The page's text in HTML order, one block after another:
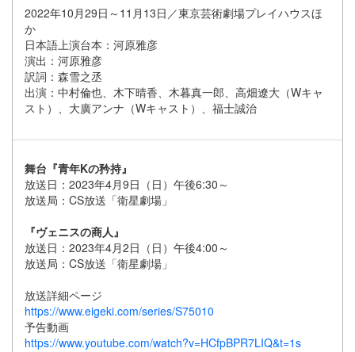
2022年10月29日～11月13日／東京芸術劇場プレイハウスほ
か
日本語上演台本：河原雅彦
演出：河原雅彦
訳詞：森雪之丞
出演：中村倫也、木下晴香、木暮真一郎、高畑遼大（Wキャ
スト）、大廣アンナ（Wキャスト）、福士誠治
舞台『青年Kの矜持』
放送日：2023年4月9日（日）午後6:30～
放送局：CS放送「衛星劇場」
『ヴェニスの商人』
放送日：2023年4月2日（日）午後4:00～
放送局：CS放送「衛星劇場」
放送詳細ページ
https://www.eigeki.com/series/S75010
予告動画
https://www.youtube.com/watch?v=HCfpBPR7LIQ&t=1s